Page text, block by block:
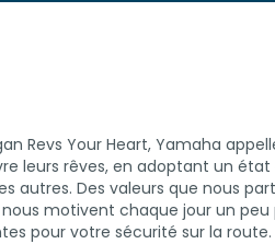
Revs Your Heart, Yamaha
leurs rêves, en adoptant un
autres. Des valeurs que nous
nous motivent chaque jour un
pour votre sécurité sur la route.